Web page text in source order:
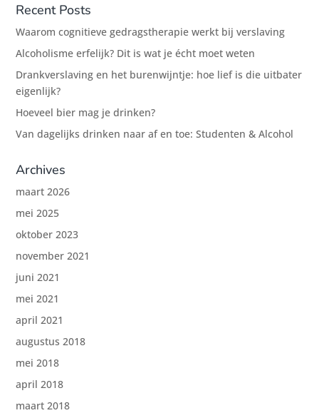
Recent Posts
Waarom cognitieve gedragstherapie werkt bij verslaving
Alcoholisme erfelijk? Dit is wat je écht moet weten
Drankverslaving en het burenwijntje: hoe lief is die uitbater
eigenlijk?
Hoeveel bier mag je drinken?
Van dagelijks drinken naar af en toe: Studenten & Alcohol
Archives
maart 2026
mei 2025
oktober 2023
november 2021
juni 2021
mei 2021
april 2021
augustus 2018
mei 2018
april 2018
maart 2018